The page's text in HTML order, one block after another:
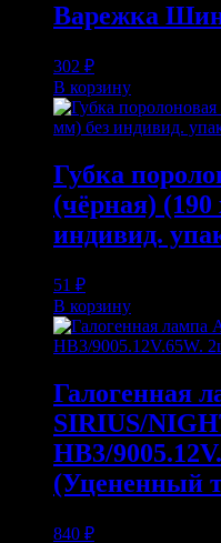
Варежка
302 ₽
В корзину
Губка
(чёрная) (190
индивид.
51 ₽
В корзину
Галогенная
SIRIUS/
HB3/
(Уцененный
840 ₽